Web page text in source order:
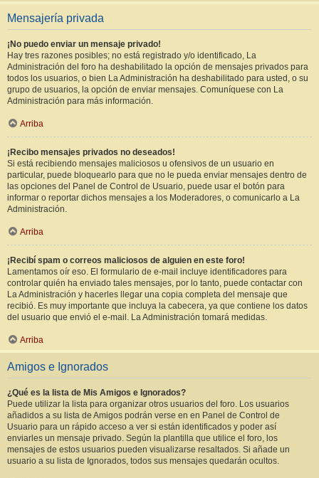
Mensajería privada
¡No puedo enviar un mensaje privado!
Hay tres razones posibles; no está registrado y/o identificado, La
Administración del foro ha deshabilitado la opción de mensajes privados para
todos los usuarios, o bien La Administración ha deshabilitado para usted, o su
grupo de usuarios, la opción de enviar mensajes. Comuníquese con La
Administración para más información.
Arriba
¡Recibo mensajes privados no deseados!
Si está recibiendo mensajes maliciosos u ofensivos de un usuario en
particular, puede bloquearlo para que no le pueda enviar mensajes dentro de
las opciones del Panel de Control de Usuario, puede usar el botón para
informar o reportar dichos mensajes a los Moderadores, o comunicarlo a La
Administración.
Arriba
¡Recibí spam o correos maliciosos de alguien en este foro!
Lamentamos oír eso. El formulario de e-mail incluye identificadores para
controlar quién ha enviado tales mensajes, por lo tanto, puede contactar con
La Administración y hacerles llegar una copia completa del mensaje que
recibió. Es muy importante que incluya la cabecera, ya que contiene los datos
del usuario que envió el e-mail. La Administración tomará medidas.
Arriba
Amigos e Ignorados
¿Qué es la lista de Mis Amigos e Ignorados?
Puede utilizar la lista para organizar otros usuarios del foro. Los usuarios
añadidos a su lista de Amigos podrán verse en en Panel de Control de
Usuario para un rápido acceso a ver si están identificados y poder así
enviarles un mensaje privado. Según la plantilla que utilice el foro, los
mensajes de estos usuarios pueden visualizarse resaltados. Si añade un
usuario a su lista de Ignorados, todos sus mensajes quedarán ocultos.